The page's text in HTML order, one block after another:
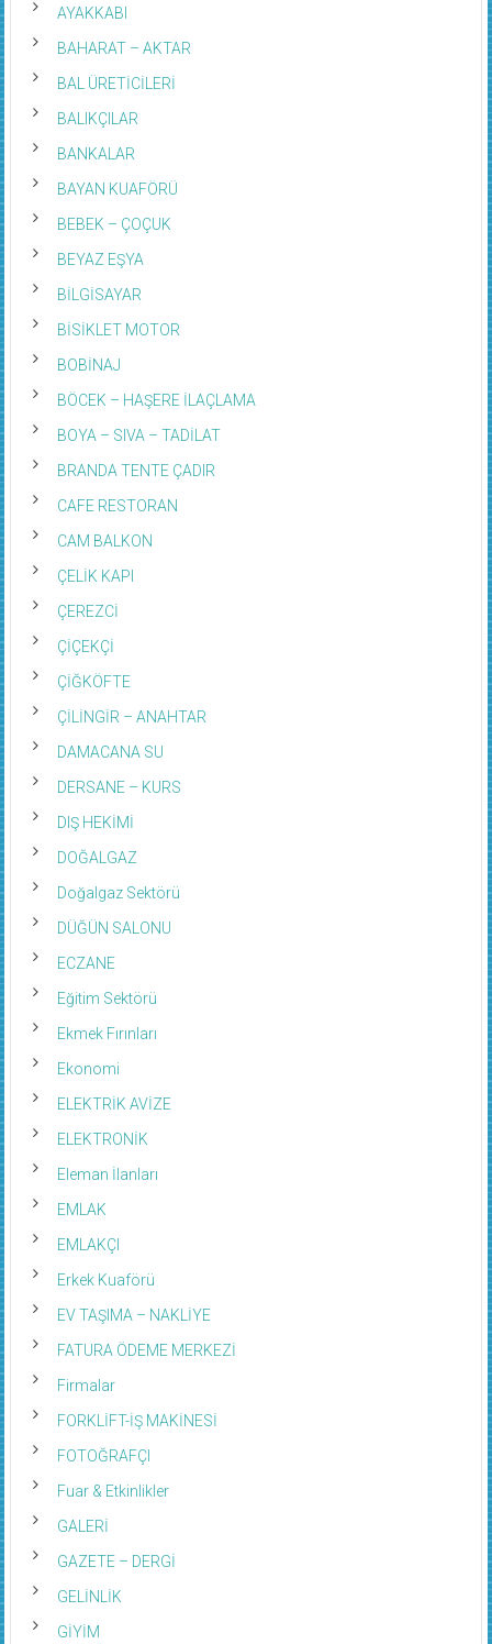
AYAKKABI
BAHARAT – AKTAR
BAL ÜRETİCİLERİ
BALIKÇILAR
BANKALAR
BAYAN KUAFÖRÜ
BEBEK – ÇOÇUK
BEYAZ EŞYA
BİLGİSAYAR
BİSİKLET MOTOR
BOBİNAJ
BÖCEK – HAŞERE İLAÇLAMA
BOYA – SIVA – TADİLAT
BRANDA TENTE ÇADIR
CAFE RESTORAN
CAM BALKON
ÇELİK KAPI
ÇEREZCİ
ÇİÇEKÇİ
ÇİĞKÖFTE
ÇİLİNGİR – ANAHTAR
DAMACANA SU
DERSANE – KURS
DIŞ HEKİMİ
DOĞALGAZ
Doğalgaz Sektörü
DÜĞÜN SALONU
ECZANE
Eğitim Sektörü
Ekmek Fırınları
Ekonomi
ELEKTRİK AVİZE
ELEKTRONİK
Eleman İlanları
EMLAK
EMLAKÇI
Erkek Kuaförü
EV TAŞIMA – NAKLİYE
FATURA ÖDEME MERKEZİ
Firmalar
FORKLİFT-İŞ MAKİNESİ
FOTOĞRAFÇI
Fuar & Etkinlikler
GALERİ
GAZETE – DERGİ
GELİNLİK
GİYİM